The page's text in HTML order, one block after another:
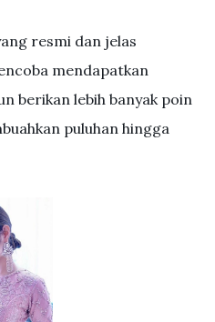
resmi dan jelas
mendapatkan
berikan lebih banyak poin
puluhan hingga